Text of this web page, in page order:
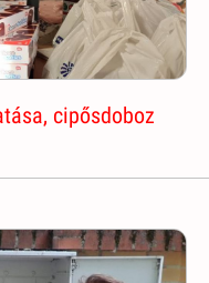
cipősdoboz